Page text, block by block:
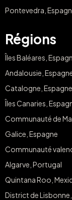
Pontevedra,
Régions
Îles Baléares,
Andalousie,
Catalogne, Espagne
Îles Canaries,
Communauté de
Galice, Espagne
Communauté
Algarve, Portugal
Quintana Roo,
District de